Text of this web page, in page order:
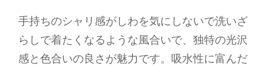
手持ちのシャリ感がしわを気にしないで洗いざ
らしで着たくなるような風合いで、独特の光沢
感と色合いの良さが魅力です。吸水性に富んだ